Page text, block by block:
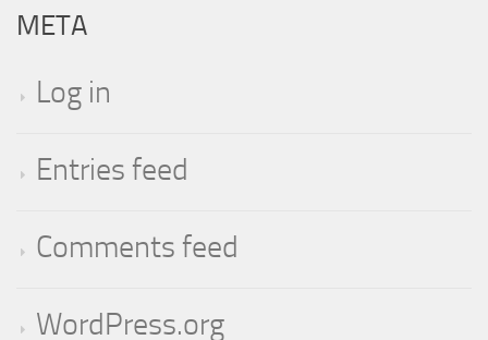
META
Log in
Entries feed
Comments feed
WordPress.org